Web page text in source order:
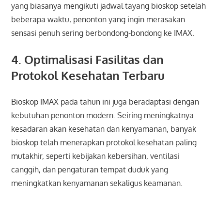
yang biasanya mengikuti jadwal tayang bioskop setelah
beberapa waktu, penonton yang ingin merasakan
sensasi penuh sering berbondong-bondong ke IMAX.
4. Optimalisasi Fasilitas dan
Protokol Kesehatan Terbaru
Bioskop IMAX pada tahun ini juga beradaptasi dengan
kebutuhan penonton modern. Seiring meningkatnya
kesadaran akan kesehatan dan kenyamanan, banyak
bioskop telah menerapkan protokol kesehatan paling
mutakhir, seperti kebijakan kebersihan, ventilasi
canggih, dan pengaturan tempat duduk yang
meningkatkan kenyamanan sekaligus keamanan.